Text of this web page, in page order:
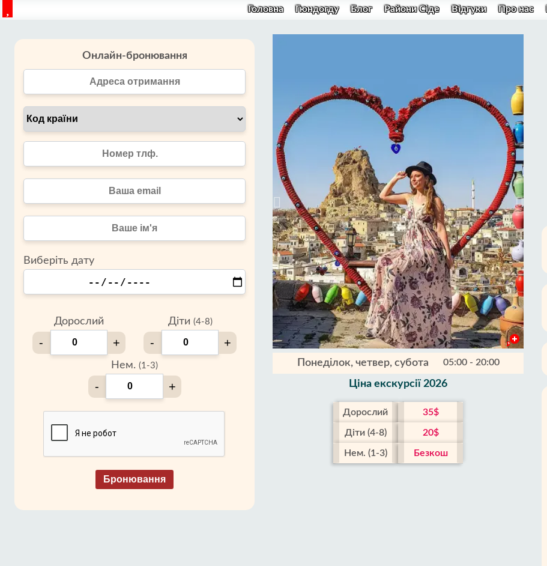
Головна Гюндогду Блог Райони Сіде Відгуки Про нас
Понеділок, четвер, субота 05:00 - 20:00
Ціна екскурсії 2026
Дорослий 35$
Діти (4-8) 20$
Нем. (1-3) Безкош
Онлайн-бронювання
Виберіть дату
Дорослий
- +
Діти (4-8)
- +
Нем. (1-3)
- +
Бронювання